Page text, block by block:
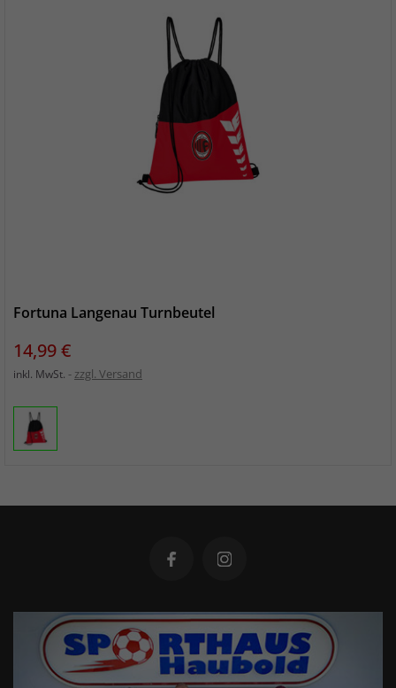
Fortuna Langenau Turnbeutel
Preis
14,99 €
inkl. MwSt. zzgl. Versand